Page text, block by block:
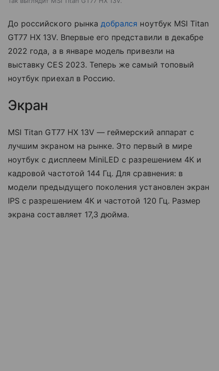
До российского рынкадобрался ноутбук MSI Titan
GT77 HX 13V. Впервые его представили в декабре
2022 года, а в январе модель привезли на
выставку CES 2023. Теперь же самый топовый
ноутбук приехал в Россию.
Экран
MSI Titan GT77 HX 13V — геймерский аппарат с
лучшим экраном на рынке. Это первый в мире
ноутбук с дисплеем MiniLED с разрешением 4К и
кадровой частотой 144 Гц. Для сравнения: в
модели предыдущего поколения установлен экран
IPS с разрешением 4К и частотой 120 Гц. Размер
экрана составляет 17,3 дюйма.